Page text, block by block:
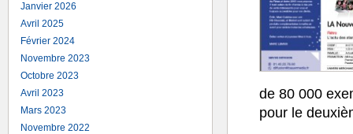
de 80 000
pour le
Janvier 2026
Avril 2025
Février 2024
Novembre 2023
Octobre 2023
Avril 2023
Mars 2023
Novembre 2022